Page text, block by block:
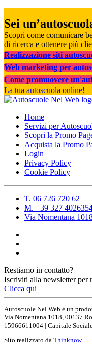
Sei
Scopri come comunicare
di ricerca e ottenere più
Realizzazione siti
Web marketing per
Come promuovere
La tua autoscuola online!
Home
Servizi per
Scopri la Promo
Acquista la Promo
Login
Privacy Policy
Cookie Policy
T. 06 726 720 62
M. +39 ‭327
Via Nomentana
Restiamo in contatto?
Iscriviti alla newsletter per
Clicca qui
Autoscuole Nel Web è un
Via Nomentana 1018, 00137
15966611004 | Capitale
Sito realizzato da Thinknow